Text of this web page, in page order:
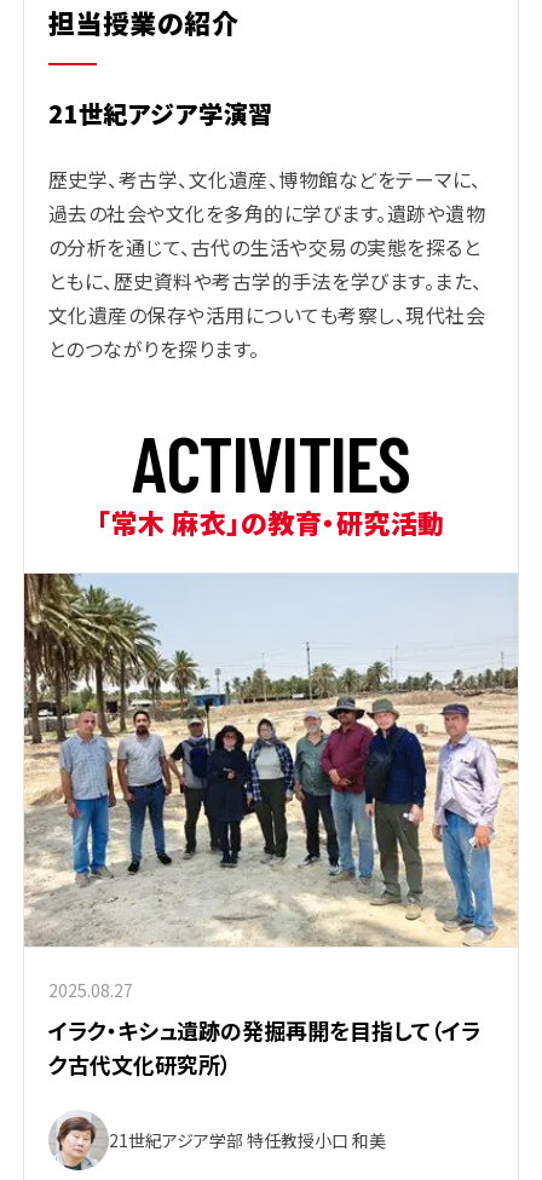
担当授業の紹介
21世紀アジア学演習
歴史学、考古学、文化遺産、博物館などをテーマに、
過去の社会や文化を多角的に学びます。遺跡や遺物
の分析を通じて、古代の生活や交易の実態を探ると
ともに、歴史資料や考古学的手法を学びます。また、
文化遺産の保存や活用についても考察し、現代社会
とのつながりを探ります。
ACTIVITIES
「常木 麻衣」の教育・研究活動
2025.08.27
イラク・キシュ遺跡の発掘再開を目指して（イラ
ク古代文化研究所）
21世紀アジア学部 特任教授小口 和美